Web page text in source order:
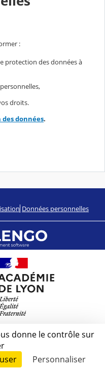
:
protection des données à
droits.
données.
Données personnelles
donne le contrôle sur
Personnaliser